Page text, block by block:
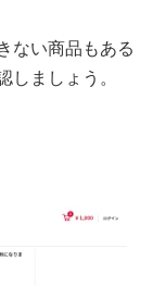
ない商品もある
ましょう。